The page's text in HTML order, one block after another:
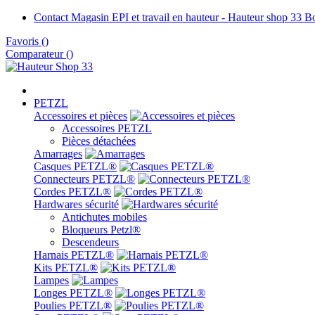
Contact Magasin EPI et travail en hauteur - Hauteur shop 33
Favoris ()
Comparateur ()
PETZL
Accessoires et pièces
Accessoires PETZL
Pièces détachées
Amarrages
Casques PETZL®
Connecteurs PETZL®
Cordes PETZL®
Hardwares sécurité
Antichutes mobiles
Bloqueurs Petzl®
Descendeurs
Harnais PETZL®
Kits PETZL®
Lampes
Longes PETZL®
Poulies PETZL®